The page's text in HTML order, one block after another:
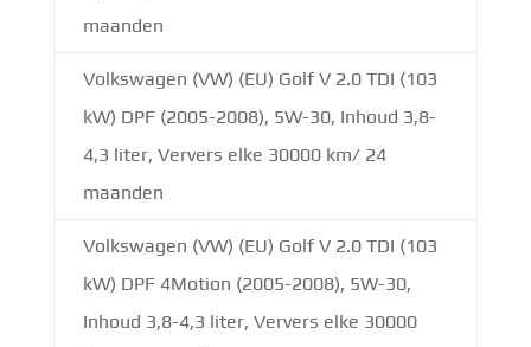
maanden
Volkswagen (VW) (EU) Golf V 2.0 TDI (103
kW) DPF (2005-2008), 5W-30, Inhoud 3,8-
4,3 liter, Ververs elke 30000 km/ 24
maanden
Volkswagen (VW) (EU) Golf V 2.0 TDI (103
kW) DPF 4Motion (2005-2008), 5W-30,
Inhoud 3,8-4,3 liter, Ververs elke 30000